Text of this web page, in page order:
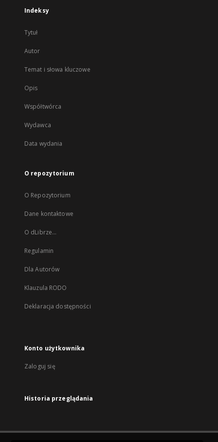
Indeksy
Tytuł
Autor
Temat i słowa kluczowe
Opis
Współtwórca
Wydawca
Data wydania
O repozytorium
O Repozytorium
Dane kontaktowe
O dLibrze...
Regulamin
Dla Autorów
Klauzula RODO
Deklaracja dostępności
Konto użytkownika
Zaloguj się
Historia przeglądania